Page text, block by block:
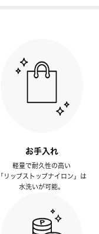
お手入れ
軽量で耐久性の高い
「リップストップナイロン」は
水洗いが可能。